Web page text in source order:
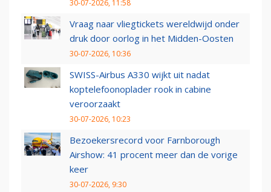
30-07-2026, 11:58
Vraag naar vliegtickets wereldwijd onder
druk door oorlog in het Midden-Oosten
30-07-2026, 10:36
SWISS-Airbus A330 wijkt uit nadat
koptelefoonoplader rook in cabine
veroorzaakt
30-07-2026, 10:23
Bezoekersrecord voor Farnborough
Airshow: 41 procent meer dan de vorige
keer
30-07-2026, 9:30